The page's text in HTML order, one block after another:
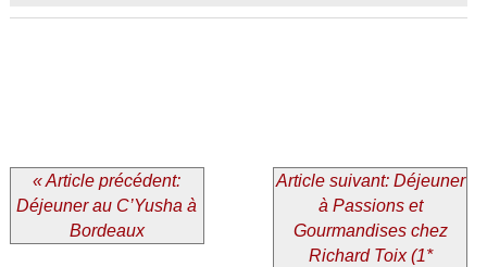
« Article précédent:
Déjeuner au C’Yusha à
Bordeaux
Article suivant: Déjeuner
à Passions et
Gourmandises chez
Richard Toix (1*